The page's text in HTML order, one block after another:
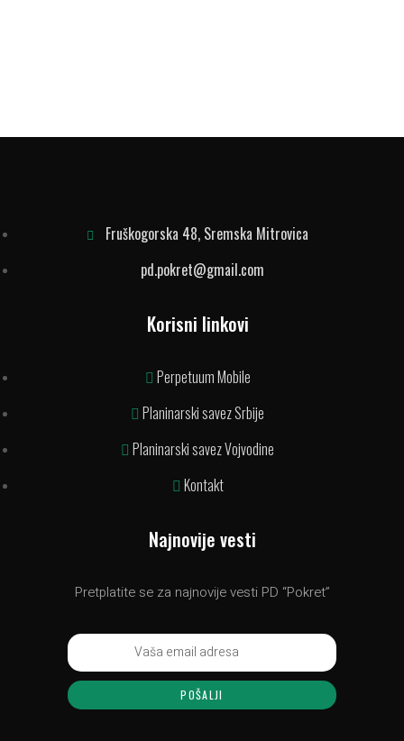
Fruškogorska 48, Sremska Mitrovica
pd.pokret@gmail.com
Korisni linkovi
Perpetuum Mobile
Planinarski savez Srbije
Planinarski savez Vojvodine
Kontakt
Najnovije vesti
Pretplatite se za najnovije vesti PD “Pokret”
POŠALJI